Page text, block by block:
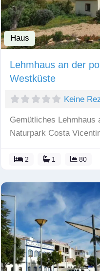
Haus
Lehmhaus an der
Westküste
Keine
Gemütliches Lehmhaus
Naturpark Costa
2 1 80